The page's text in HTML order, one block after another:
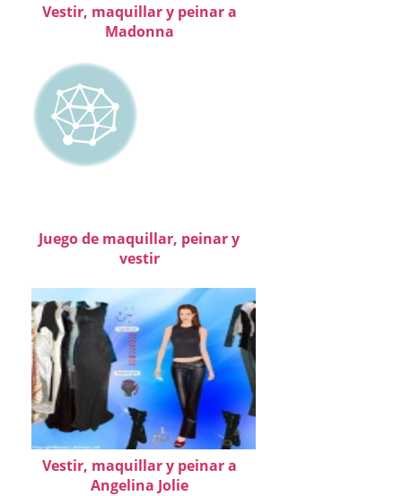
Vestir, maquillar y peinar a
Madonna
Juego de maquillar, peinar y
vestir
Vestir, maquillar y peinar a
Angelina Jolie